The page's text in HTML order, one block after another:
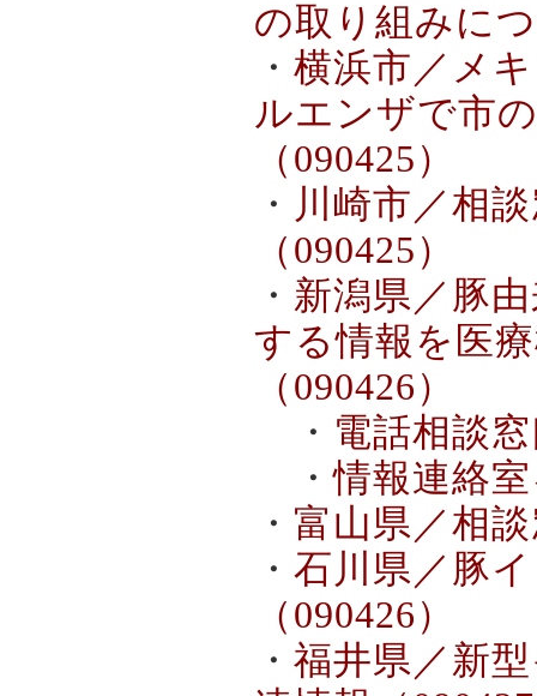
の取り組みに
・ 横浜市／メ
ルエンザで市
（090425）
・ 川崎市／相
（090425）
・ 新潟県／豚
する情報を医
（090426）
・ 電話相談
・情報連絡
・ 富山県／相
・ 石川県／豚
（090426）
・ 福井県／新